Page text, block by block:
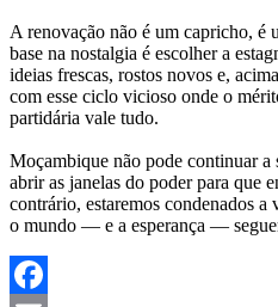
A renovação não é um capricho, é
base na nostalgia é escolher a
ideias frescas, rostos novos e,
com esse ciclo vicioso onde o
partidária vale tudo.
Moçambique não pode continuar
abrir as janelas do poder para que
contrário, estaremos condenados
o mundo — e a esperança —